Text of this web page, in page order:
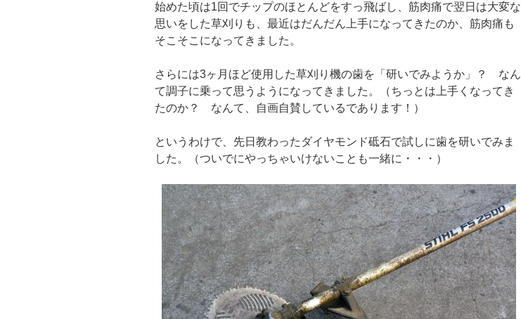
始めた頃は1回でチップのほとんどをすっ飛ばし、筋肉痛で翌日は大変な
思いをした草刈りも、最近はだんだん上手になってきたのか、筋肉痛も
そこそこになってきました。
さらには3ヶ月ほど使用した草刈り機の歯を「研いでみようか」？ なん
て調子に乗って思うようになってきました。（ちっとは上手くなってき
たのか？ なんて、自画自賛しているであります！）
というわけで、先日教わったダイヤモンド砥石で試しに歯を研いでみま
した。（ついでにやっちゃいけないことも一緒に・・・）